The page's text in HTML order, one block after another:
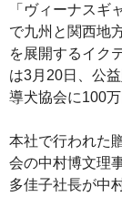
「ヴィーナスギ
で九州と関西地
を展開するイク
は3月20日、公
導犬協会に100万
本社で行われた
会の中村博文理
多佳子社長が中